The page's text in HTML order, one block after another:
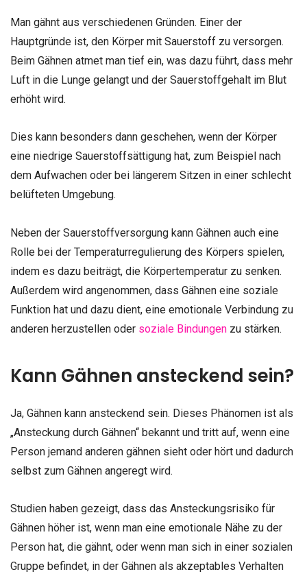
Man gähnt aus verschiedenen Gründen. Einer der
Hauptgründe ist, den Körper mit Sauerstoff zu versorgen.
Beim Gähnen atmet man tief ein, was dazu führt, dass mehr
Luft in die Lunge gelangt und der Sauerstoffgehalt im Blut
erhöht wird.
Dies kann besonders dann geschehen, wenn der Körper
eine niedrige Sauerstoffsättigung hat, zum Beispiel nach
dem Aufwachen oder bei längerem Sitzen in einer schlecht
belüfteten Umgebung.
Neben der Sauerstoffversorgung kann Gähnen auch eine
Rolle bei der Temperaturregulierung des Körpers spielen,
indem es dazu beiträgt, die Körpertemperatur zu senken.
Außerdem wird angenommen, dass Gähnen eine soziale
Funktion hat und dazu dient, eine emotionale Verbindung zu
anderen herzustellen oder soziale Bindungen zu stärken.
Kann Gähnen ansteckend sein?
Ja, Gähnen kann ansteckend sein. Dieses Phänomen ist als
„Ansteckung durch Gähnen“ bekannt und tritt auf, wenn eine
Person jemand anderen gähnen sieht oder hört und dadurch
selbst zum Gähnen angeregt wird.
Studien haben gezeigt, dass das Ansteckungsrisiko für
Gähnen höher ist, wenn man eine emotionale Nähe zu der
Person hat, die gähnt, oder wenn man sich in einer sozialen
Gruppe befindet, in der Gähnen als akzeptables Verhalten